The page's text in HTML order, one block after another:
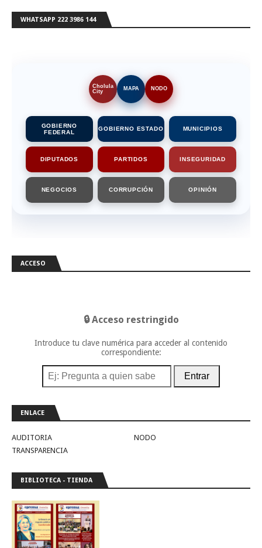
WHATSAPP 222 3986 144
Cholula
City
MAPA NODO
GOBIERNO
FEDERAL
GOBIERNO ESTADO MUNICIPIOS
DIPUTADOS PARTIDOS INSEGURIDAD
NEGOCIOS CORRUPCIÓN OPINIÓN
ACCESO
🔒 Acceso restringido
Introduce tu clave numérica para acceder al contenido
correspondiente:
Entrar
ENLACE
AUDITORIA
NODO
TRANSPARENCIA
BIBLIOTECA - TIENDA